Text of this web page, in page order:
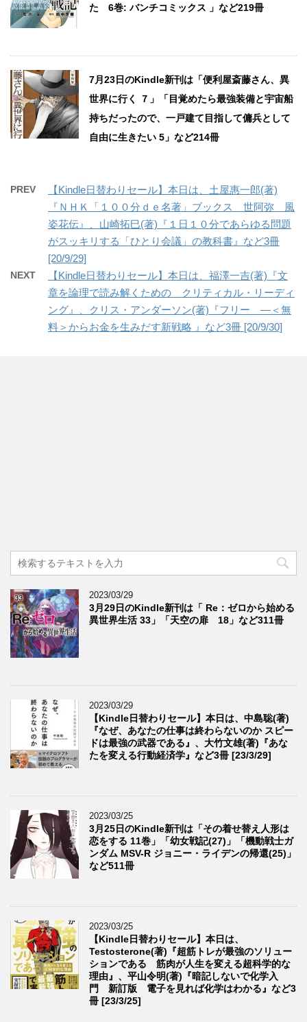
た 6巻: バンチコミックス 」など219冊
7月23日のKindle新刊は「便利屋斎藤さん、異
世界に行く ７」「目覚めたら最強装備と宇宙船
持ちだったので、一戸建て目指して傭兵として
自由に生きたい 5」など214冊
PREV
【Kindle日替わりセール】本日は、土屋惠一郎(著)
『ＮＨＫ「１００分ｄｅ名著」ブックス 世阿弥 風
姿花伝』、山崎拓巳(著)『１日１０分であらゆる問題
がスッキリする「ひとり会議」の教科書』など3冊
[20/9/29]
NEXT
【Kindle日替わりセール】本日は、福澤一吉(著)『文
章を論理で読み解くための クリティカル・リーディ
ング』、クリス・アンダーソン(著)『フリー ―＜無
料＞からお金を生みだす新戦略 』など3冊 [20/9/30]
2023/03/29
3月29日のKindle新刊は「 Re：ゼロから始める
異世界生活 33」「天空の扉 18」など311冊
2023/03/29
【Kindle日替わりセール】本日は、中島聡(著)
『なぜ、あなたの仕事は終わらないのか スピー
ドは最強の武器である』、大竹文雄(著)『あな
たを変える行動経済学』など3冊 [23/3/29]
2023/03/25
3月25日のKindle新刊は「その着せ替え人形は
恋をする 11巻」「幼女戦記(27)」「機動戦士ガ
ンダム MSV-R ジョニー・ライデンの帰還(25)」
など511冊
2023/03/25
【Kindle日替わりセール】本日は、
Testosterone(著)『超筋トレが最強のソリュー
ションである 筋肉が人生を変える超科学的な
理由』、平山令明(著)『暗記しないで化学入
門 新訂版 電子を見れば化学はわかる』など3
冊 [23/3/25]